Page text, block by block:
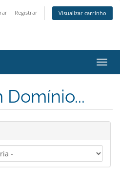
Registrar Visualizar carrinho
Domínio...